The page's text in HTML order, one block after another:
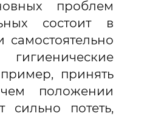
проблем
состоит в
самостоятельно
принять
положении
сильно потеть,